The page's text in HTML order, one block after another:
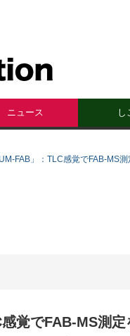
ニュース し
FAB」：TLC感覚でFAB-MS測
覚でFAB-MS測定